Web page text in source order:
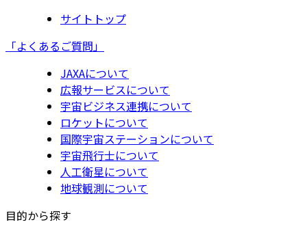
サイトトップ
「よくあるご質問」
JAXAについて
広報サービスについて
宇宙ビジネス連携について
ロケットについて
国際宇宙ステーションについて
宇宙飛行士について
人工衛星について
地球観測について
目的から探す